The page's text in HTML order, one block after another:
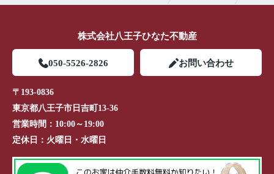
株式会社八王子ひなた不動産
050-5526-2826 お問い合わせ
〒193-0836
東京都八王子市日吉町13-36
営業時間： 10:00～19:00
定休日： 火曜日・水曜日